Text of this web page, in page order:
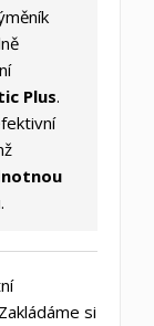
Plus.
si